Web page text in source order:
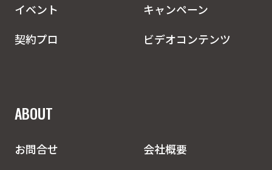
イベント
キャンペーン
契約プロ
ビデオコンテンツ
ABOUT
お問合せ
会社概要